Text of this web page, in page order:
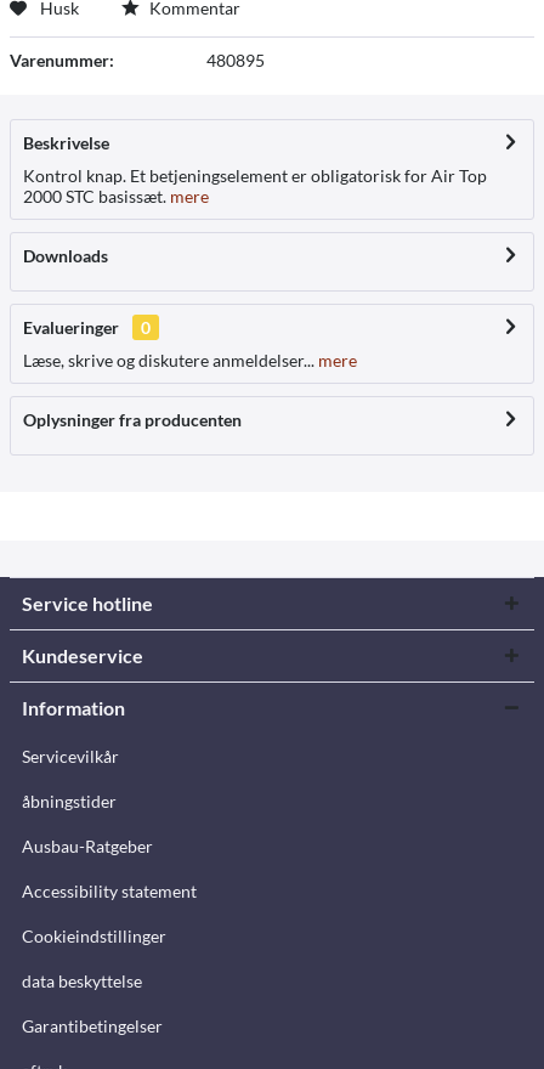
Husk Kommentar
Varenummer: 480895
Beskrivelse
Kontrol knap. Et betjeningselement er obligatorisk for Air Top
2000 STC basissæt. mere
Downloads
Evalueringer
0
Læse, skrive og diskutere anmeldelser... mere
Oplysninger fra producenten
Service hotline
Kundeservice
Information
Servicevilkår
åbningstider
Ausbau-Ratgeber
Accessibility statement
Cookieindstillinger
data beskyttelse
Garantibetingelser